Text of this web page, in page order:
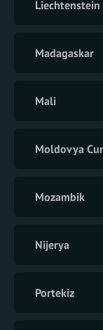
Liechtenstein
Madagaskar
Mali
Mozambik
Nijerya
Portekiz